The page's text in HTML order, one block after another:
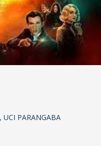
UCI PARANGABA